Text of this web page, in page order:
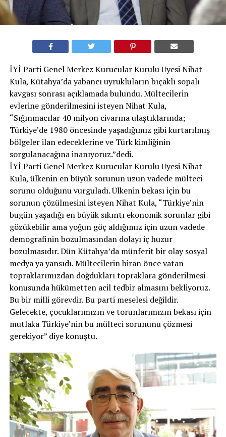
İYİ Parti Genel Merkez Kurucular Kurulu Üyesi Nihat
Kula, Kütahya’da yabancı uyrukluların bıçaklı sopalı
kavgası sonrası açıklamada bulundu. Mültecilerin
evlerine gönderilmesini isteyen Nihat Kula,
“Sığınmacılar 40 milyon civarına ulaştıklarında;
Türkiye’de 1980 öncesinde yaşadığımız gibi kurtarılmış
bölgeler ilan edeceklerine ve Türk kimliğinin
sorgulanacağına inanıyoruz.”dedi.
İYİ Parti Genel Merkez Kurucular Kurulu Üyesi Nihat
Kula, ülkenin en büyük sorunun uzun vadede mülteci
sorunu olduğunu vurguladı. Ülkenin bekası için bu
sorunun çözülmesini isteyen Nihat Kula, “Türkiye’nin
bugün yaşadığı en büyük sıkıntı ekonomik sorunlar gibi
gözükebilir ama yoğun göç aldığımız için uzun vadede
demografinin bozulmasından dolayı iç huzur
bozulmasıdır. Dün Kütahya’da münferit bir olay sosyal
medya ya yansıdı. Mültecilerin biran önce vatan
topraklarımızdan doğdukları topraklara gönderilmesi
konusunda hükümetten acil tedbir almasını bekliyoruz.
Bu bir milli görevdir. Bu parti meselesi değildir.
Gelecekte, çocuklarımızın ve torunlarımızın bekası için
mutlaka Türkiye’nin bu mülteci sorununu çözmesi
gerekiyor” diye konuştu.